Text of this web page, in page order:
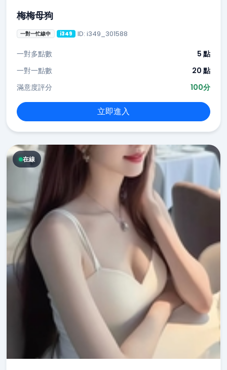
梅梅母狗
一對一忙線中 i349 ID: i349_301588
一對多點數
5 點
一對一點數
20 點
滿意度評分
100分
立即進入
在線